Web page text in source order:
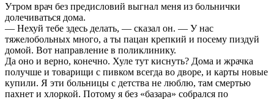
Утром врач без предисловий выгнал меня из больнички
долечиваться дома.
— Нехуй тебе здесь делать, — сказал он. — У нас
тяжелобольных много, а ты пацан крепкий и посему пиздуй
домой. Вот направление в поликлинику.
Да оно и верно, конечно. Хуле тут киснуть? Дома и жрачка
получше и товарищи с пивком всегда во дворе, и карты новые
купили. Я эти больницы с детства не люблю, там смертью
пахнет и хлоркой. Потому я без «базара» собрался по